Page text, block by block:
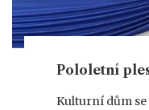
Pololetní
Kulturní dům